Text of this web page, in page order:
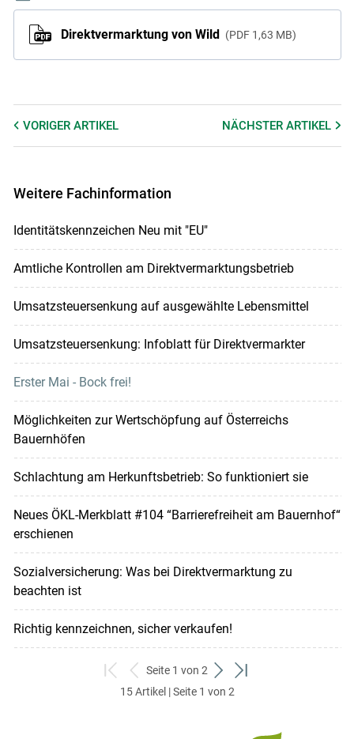
Direktvermarktung von Wild PDF 1,63 MB
VORIGER ARTIKEL NÄCHSTERARTIKEL
Weitere Fachinformation
Identitätskennzeichen Neu mit "EU"
Amtliche Kontrollen am Direktvermarktungsbetrieb
Umsatzsteuersenkung auf ausgewählte Lebensmittel
Umsatzsteuersenkung: Infoblatt für Direktvermarkter
Erster Mai - Bock frei!
Möglichkeiten zur Wertschöpfung auf Österreichs
Bauernhöfen
Schlachtung am Herkunftsbetrieb: So funktioniert sie
Neues ÖKL-Merkblatt #104 “Barrierefreiheit am Bauernhof“
erschienen
Sozialversicherung: Was bei Direktvermarktung zu
beachten ist
Richtig kennzeichnen, sicher verkaufen!
zum
ersten
zurück
zum
Seite 1 von 2
weiter
zum
zum
15 Artikel | Seite 1 von 2